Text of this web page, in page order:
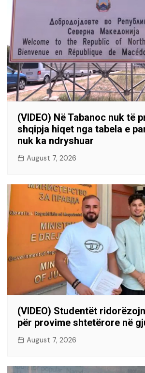
(VIDEO) Në Tabanoc nuk të
shqipja hiqet nga tabela e
nuk ka ndryshuar
August 7, 2026
(VIDEO) Studentët
për provime shtetërore në
August 7, 2026